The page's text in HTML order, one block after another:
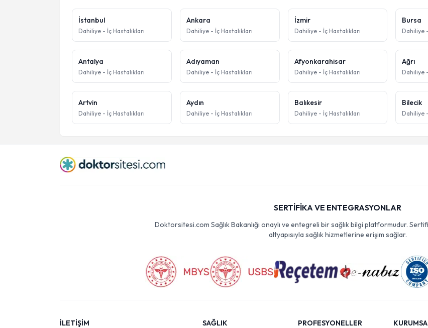
İstanbul
Dahiliye - İç Hastalıkları
Ankara
Dahiliye - İç Hastalıkları
İzmir
Dahiliye - İç Hastalıkları
Bursa
Dahiliye
Antalya
Dahiliye - İç Hastalıkları
Adıyaman
Dahiliye - İç Hastalıkları
Afyonkarahisar
Dahiliye - İç Hastalıkları
Ağrı
Dahiliye
Artvin
Dahiliye - İç Hastalıkları
Aydın
Dahiliye - İç Hastalıkları
Balıkesir
Dahiliye - İç Hastalıkları
Bilecik
Dahiliye
SERTİFİKA VE ENTEGRASYONLAR
Doktorsitesi.com Sağlık Bakanlığı onaylı ve entegreli bir sağlık bilgi platformudur.
altyapısıyla sağlık hizmetlerine erişim sağlar.
İLETİŞİM SAĞLIK PROFESYONELLER